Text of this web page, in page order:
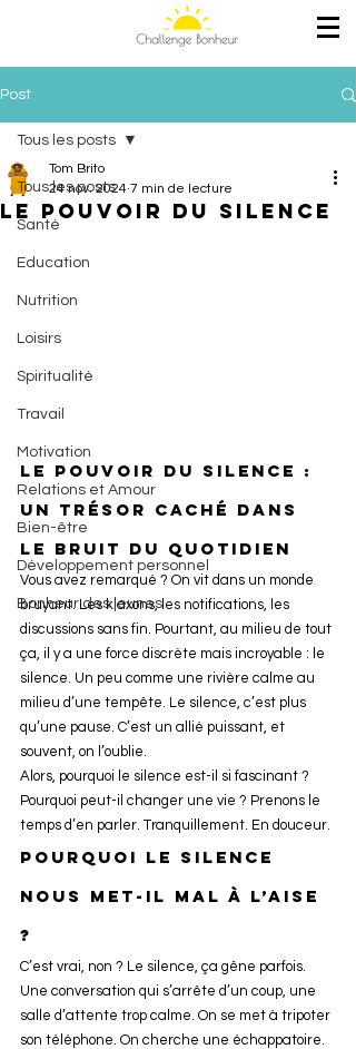
Post
Tous les posts
Santé
Education
Nutrition
Loisirs
Spiritualité
Travail
Motivation
Relations et Amour
Bien-être
Développement personnel
Bonheur des jeunes
Tous les posts
Le pouvoir du silence
Tom Brito
24 nov. 2024 7 min de lecture
Le pouvoir du silence :
un trésor caché dans
le bruit du quotidien
Vous avez remarqué ? On vit dans un monde
bruyant. Les klaxons, les notifications, les
discussions sans fin. Pourtant, au milieu de tout
ça, il y a une force discrète mais incroyable : le
silence. Un peu comme une rivière calme au
milieu d’une tempête. Le silence, c’est plus
qu’une pause. C’est un allié puissant, et
souvent, on l’oublie.
Alors, pourquoi le silence est-il si fascinant ?
Pourquoi peut-il changer une vie ? Prenons le
temps d’en parler. Tranquillement. En douceur.
Pourquoi le silence
nous met-il mal à l’aise
?
C’est vrai, non ? Le silence, ça gêne parfois.
Une conversation qui s’arrête d’un coup, une
salle d’attente trop calme. On se met à tripoter
son téléphone. On cherche une échappatoire.